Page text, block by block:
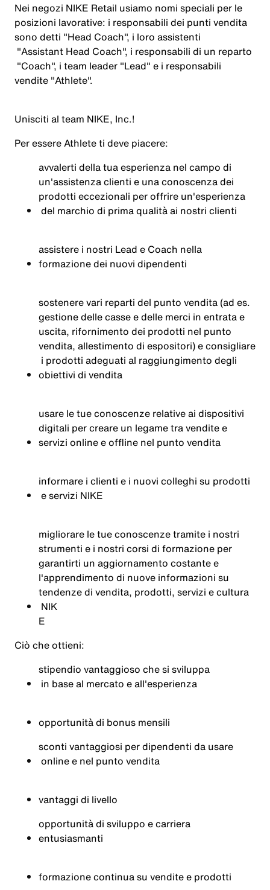
Nei negozi NIKE Retail usiamo nomi speciali per le
posizioni lavorative: i responsabili dei punti vendita
sono detti "Head Coach", i loro assistenti
"Assistant Head Coach", i responsabili di un reparto
"Coach", i team leader "Lead" e i responsabili
vendite "Athlete".
Unisciti al team NIKE, Inc.!
PeressereAthleteti deve piacere:
avvalerti dellatuaesperienza nel campo di
un'assistenzaclienti e unaconoscenzadei
prodotti eccezionali peroffrire un'esperienza
del marchio di primaqualitàai nostri clienti
assistere i nostri Lead e Coach nella
formazionedei nuovi dipendenti
sostenerevari reparti del punto vendita (ad es.
gestionedellecassee delle merci in entratae
uscita, rifornimento dei prodotti nel punto
vendita, allestimento di espositori) econsigliare
i prodotti adeguati al raggiungimento degli
obiettivi di vendita
usare letueconoscenze relative ai dispositivi
digitali percreare un legametravenditee
servizi online e offline nel punto vendita
informare i clienti e i nuovi colleghi su prodotti
eservizi NIKE
migliorare letueconoscenzetramite i nostri
strumenti e i nostri corsi di formazione per
garantirti un aggiornamento costantee
l'apprendimento di nuove informazioni su
tendenzedi vendita, prodotti, servizi ecultura
NIK
E
Ciò cheottieni:
stipendio vantaggioso chesi sviluppa
in base al mercato eall'esperienza
opportunitàdi bonus mensili
sconti vantaggiosi perdipendenti da usare
online e nel punto vendita
vantaggi di livello
opportunitàdi sviluppo ecarriera
entusiasmanti
formazionecontinuasu venditee prodotti